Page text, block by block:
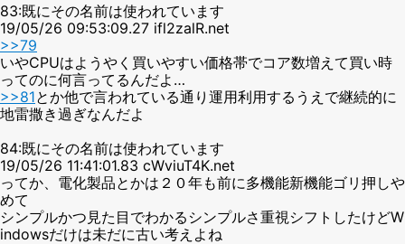
83:既にその名前は使われています
19/05/26 09:53:09.27 ifl2zalR.net
>>79
いやCPUはようやく買いやすい価格帯でコア数増えて買い時
ってのに何言ってるんだよ…
>>81とか他で言われている通り運用利用するうえで継続的に
地雷撒き過ぎなんだよ
84:既にその名前は使われています
19/05/26 11:41:01.83 cWviuT4K.net
ってか、電化製品とかは２０年も前に多機能新機能ゴリ押しや
めて
シンプルかつ見た目でわかるシンプルさ重視シフトしたけどW
indowsだけは未だに古い考えよね